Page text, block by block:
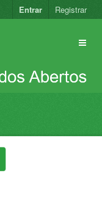
Entrar Registrar